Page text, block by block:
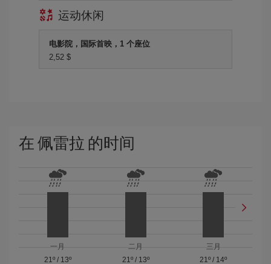
运动休闲
电影院，国际首映，1 个座位
2,52 $
在 佩雷拉 的时间
一月
21º/ 13º
二月
21º/ 13º
三月
21º / 14º